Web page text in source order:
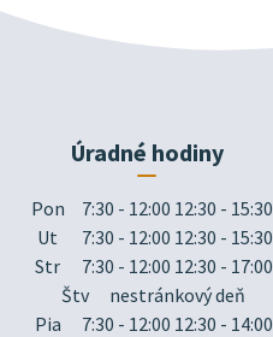
Úradné hodiny
Pon
7:30 - 12:00 12:30 - 15:30
Ut
7:30 - 12:00 12:30 - 15:30
Str
7:30 - 12:00 12:30 - 17:00
Štv
nestránkový deň
Pia
7:30 - 12:00 12:30 - 14:00